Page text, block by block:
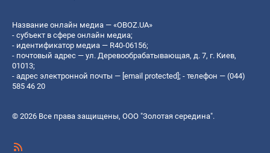
Название онлайн медиа — «OBOZ.UA»
- субъект в сфере онлайн медиа;
- идентификатор медиа — R40-06156;
- почтовый адрес — ул. Деревообрабатывающая, д. 7, г. Киев,
01013;
- адрес электронной почты — [email protected] ; - телефон — (044)
585 46 20
© 2026 Все права защищены, ООО "Золотая середина".